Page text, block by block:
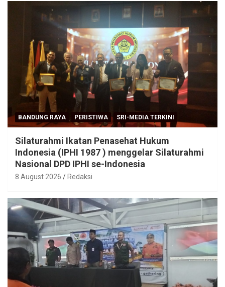
BANDUNG RAYA PERISTIWA SRI-MEDIA TERKINI
Silaturahmi Ikatan Penasehat Hukum
Indonesia (IPHI 1987 ) menggelar Silaturahmi
Nasional DPD IPHI se-Indonesia
8 August 2026 Redaksi